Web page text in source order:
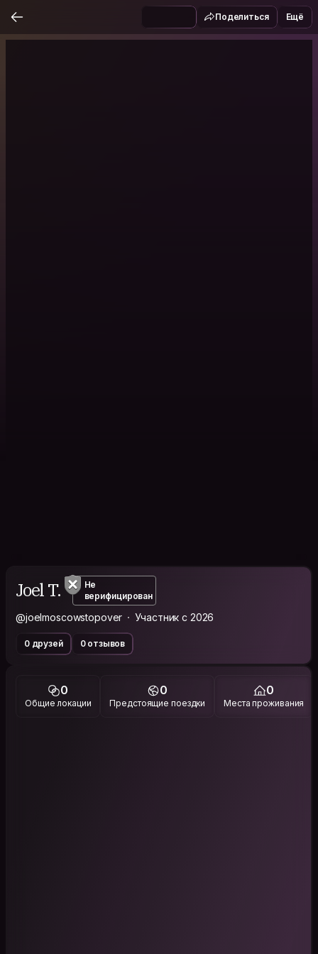
Поделиться Ещё
Joel T.
Не
верифицирован
@joelmoscowstopover Участник с 2026
0 друзей 0 отзывов
0
Общие локации
0
Предстоящие поездки
0
Места проживания